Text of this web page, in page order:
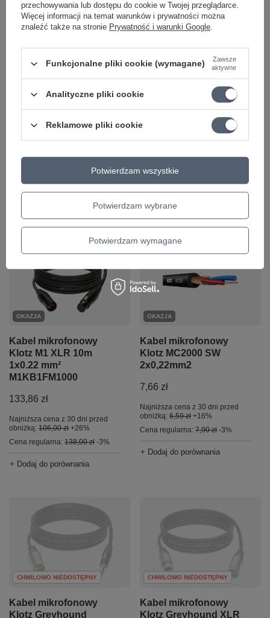
Kabel mikrofonowy
Sommer Cable 200-
Najniższa cena z 30 dni przed
Kabel mikrofonowy
Klotz M1 XLR 7,5m
Najniższa cena z 30 dni przed
obniżką:106,00 zł
+ Dodaj do porównania
OKAZJA
Kabel mikrofonowy
Klotz M1 XLR 10m
1x0.22 mm²
M1KB1FM1000
133,86 zł
Najniższa cena z 30 dni przed
obniżką: 106,00 zł +26%
Cena regularna: 138,00 zł -3%
+ Dodaj do porównania
OKAZJA
Kabel mikrofonowy
Klotz MC2000 SW
2x0,22mm2
7,66 zł
Najniższa cena z 30 dni przed
obniżką: 6,59 zł +16%
Cena regularna: 7,90 zł -3%
+ Dodaj do porównania
CHWILOWO NIEDOSTĘPNY
Kabel mikrofonowy
Klotz Greyhound
CHWILOWO NIEDOSTĘPNY
Kabel mikrofonowy
Klotz Greyhound XLR
przechowywania lub dostępu do cookie w Twojej przeglądarce.
Więcej informacji na temat warunków i prywatności można
znaleźć także na stronie Prywatność i warunki Google.
Funkcjonalne pliki cookie (wymagane)
Zawsze
aktywne
Analityczne pliki cookie
Reklamowe pliki cookie
Potwierdzam wybrane
Potwierdzam wymagane
Potwierdzam wszystkie